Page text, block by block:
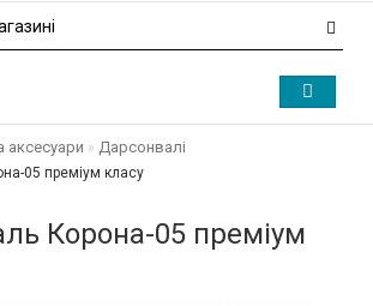
аксесуари Дарсонвалі
05 преміум класу
Корона-05 преміум